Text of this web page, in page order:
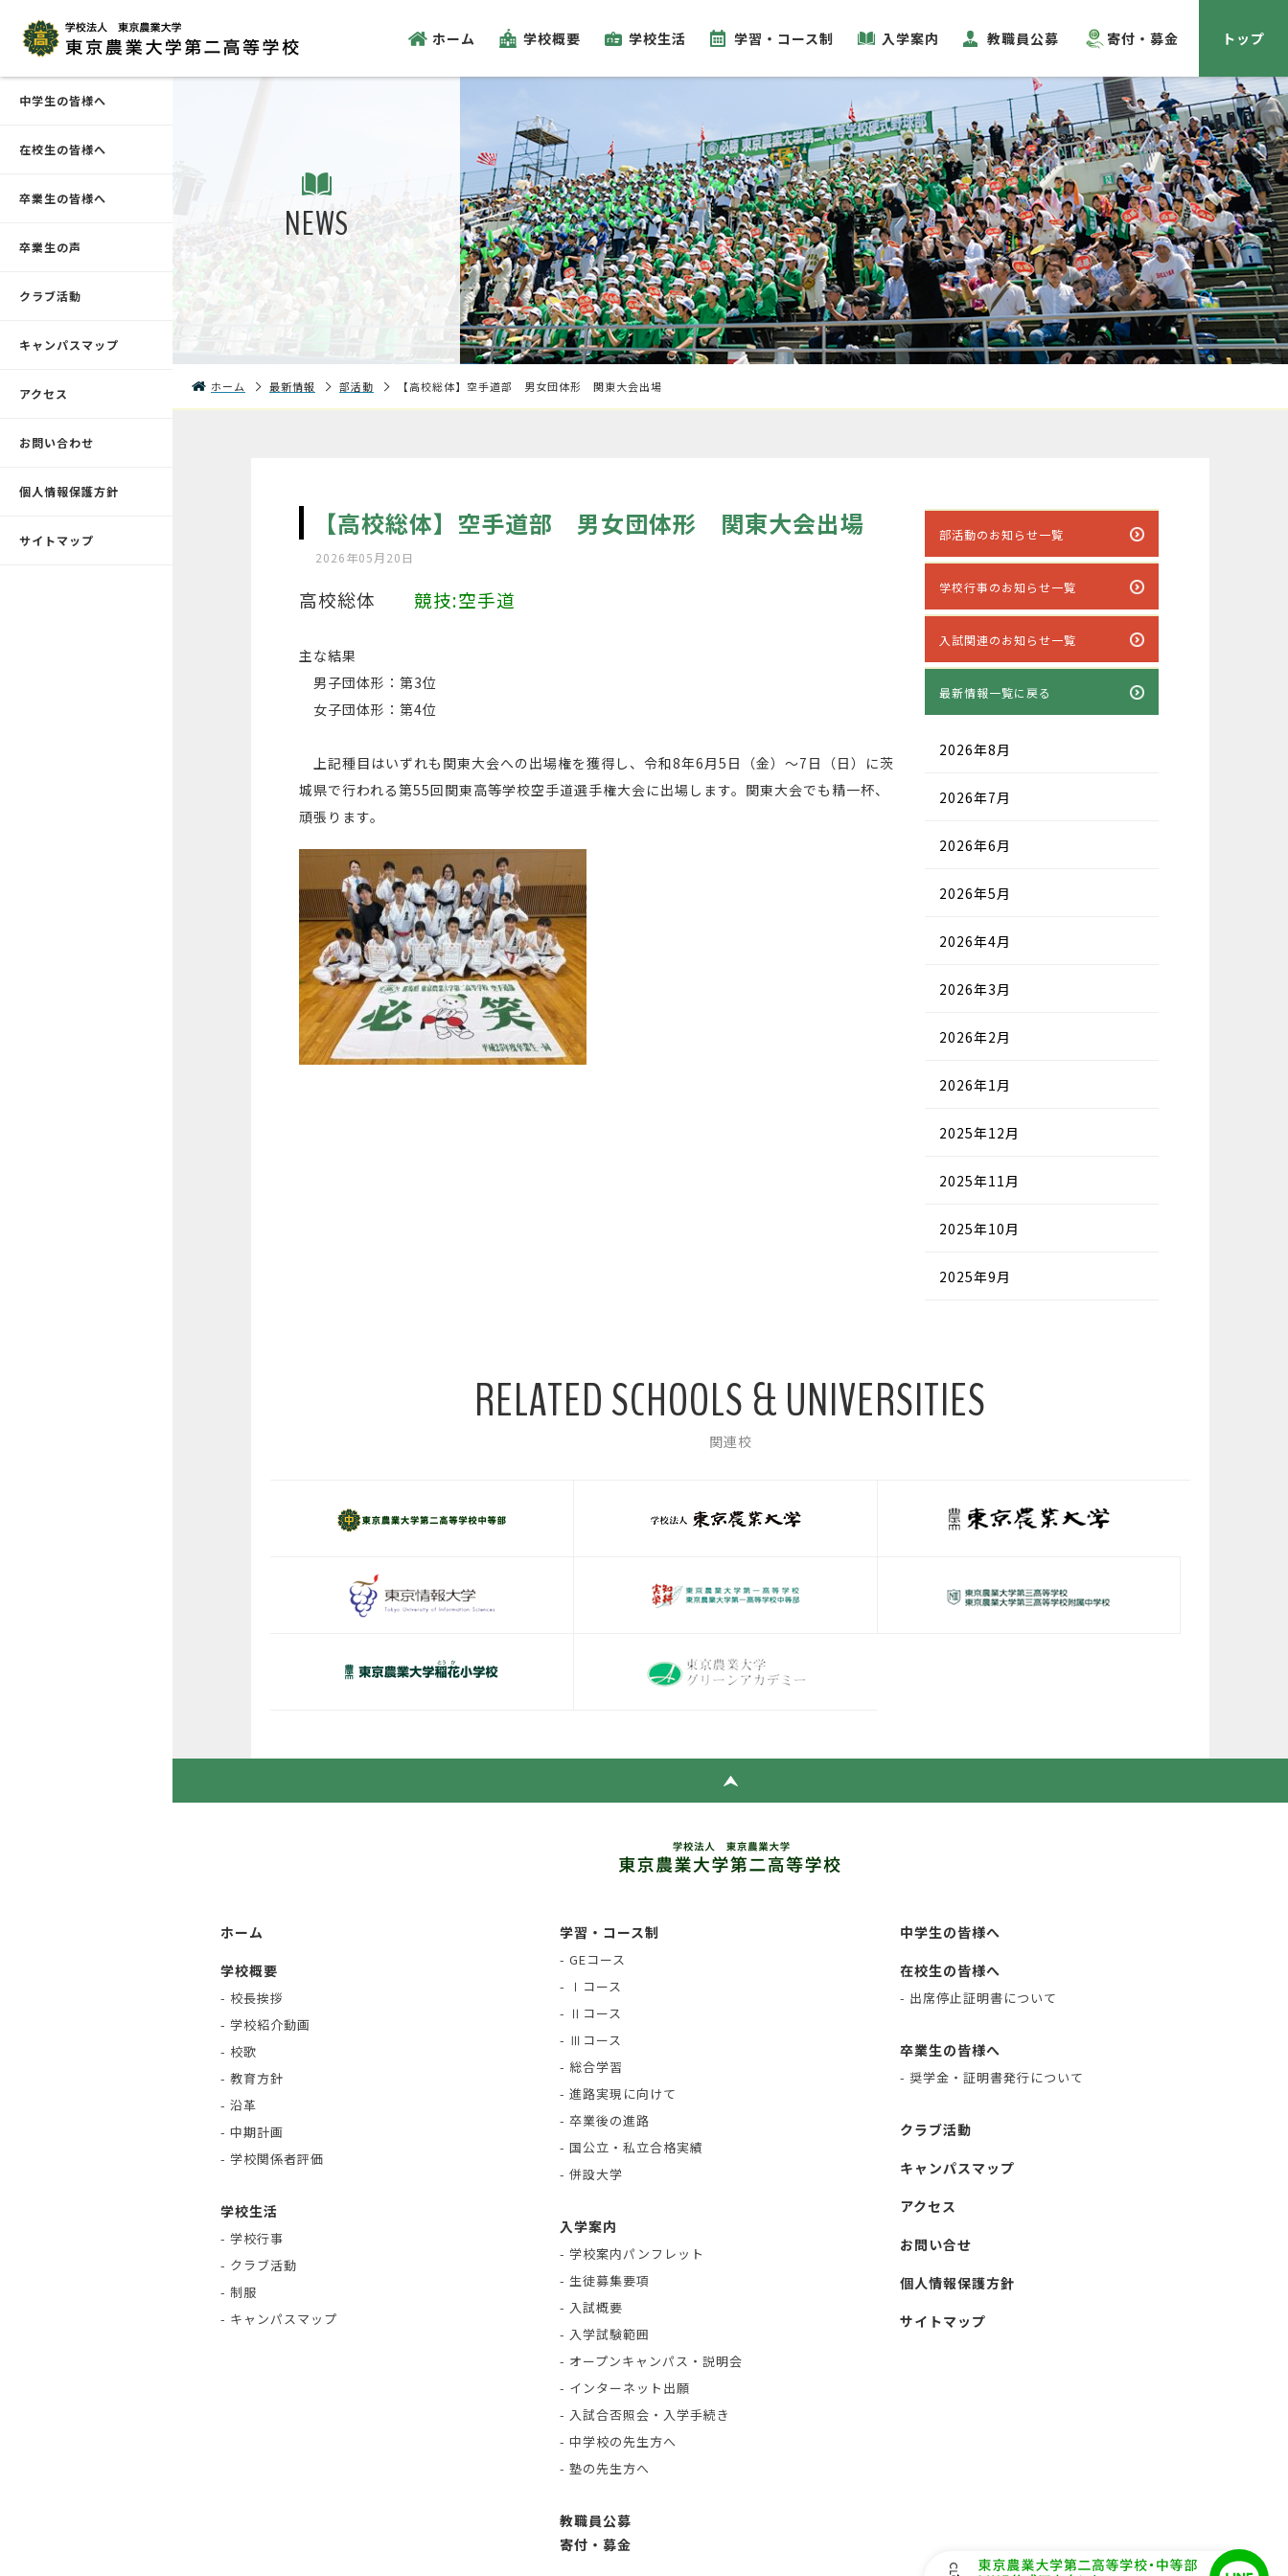
ホーム 学校概要 学校生活 学習・コース制 入学案内 教職員公募 寄付・募金 トップ
中学生の皆様へ
在校生の皆様へ
卒業生の皆様へ
卒業生の声
クラブ活動
キャンパスマップ
アクセス
お問い合わせ
個人情報保護方針
サイトマップ
NEWS
ホーム 最新情報 部活動 【高校総体】空手道部 男女団体形 関東大会出場
【高校総体】空手道部 男女団体形 関東大会出場
2026年05月20日
高校総体 競技:空手道
主な結果
男子団体形：第3位
女子団体形：第4位
上記種目はいずれも関東大会への出場権を獲得し、令和8年6月5日（金）～7日（日）に茨
城県で行われる第55回関東高等学校空手道選手権大会に出場します。関東大会でも精一杯、
頑張ります。
部活動のお知らせ一覧
学校行事のお知らせ一覧
入試関連のお知らせ一覧
最新情報一覧に戻る
2026年8月
2026年7月
2026年6月
2026年5月
2026年4月
2026年3月
2026年2月
2026年1月
2025年12月
2025年11月
2025年10月
2025年9月
RELATED SCHOOLS & UNIVERSITIES
関連校
ホーム
学校概要
- 校長挨拶
- 学校紹介動画
- 校歌
- 教育方針
- 沿革
- 中期計画
- 学校関係者評価
学校生活
- 学校行事
- クラブ活動
- 制服
- キャンパスマップ
学習・コース制
- GEコース
- Ⅰコース
- Ⅱコース
- Ⅲコース
- 総合学習
- 進路実現に向けて
- 卒業後の進路
- 国公立・私立合格実績
- 併設大学
入学案内
- 学校案内パンフレット
- 生徒募集要項
- 入試概要
- 入学試験範囲
- オープンキャンパス・説明会
- インターネット出願
- 入試合否照会・入学手続き
- 中学校の先生方へ
- 塾の先生方へ
教職員公募
寄付・募金
中学生の皆様へ
在校生の皆様へ
- 出席停止証明書について
卒業生の皆様へ
- 奨学金・証明書発行について
クラブ活動
キャンパスマップ
アクセス
お問い合せ
個人情報保護方針
サイトマップ